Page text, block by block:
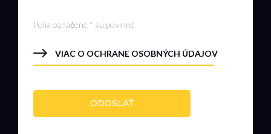
Polia označené * sú povinné
VIAC O OCHRANE OSOBNÝCH ÚDAJOV
ODOSLAŤ